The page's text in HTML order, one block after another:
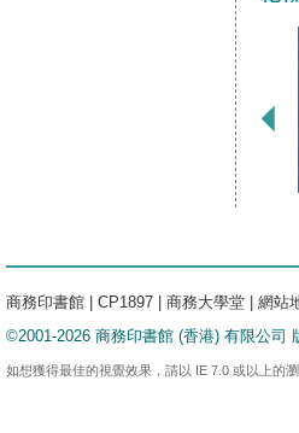
商務印書館 CP1897 商務大學堂 網站
©2001-2026 商務印書館 (香港) 有限公司
如想獲得最佳的視覺效果，請以 IE 7.0 或以上的